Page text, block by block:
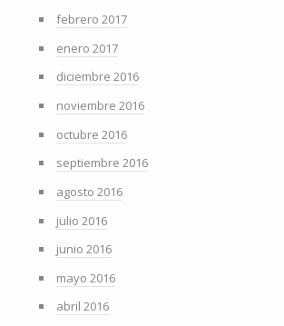
febrero 2017
enero 2017
diciembre 2016
noviembre 2016
octubre 2016
septiembre 2016
agosto 2016
julio 2016
junio 2016
mayo 2016
abril 2016